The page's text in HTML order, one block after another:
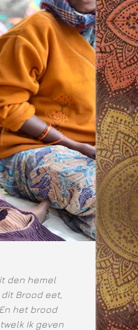
den hemel
Brood eet,
het brood
Ik geven